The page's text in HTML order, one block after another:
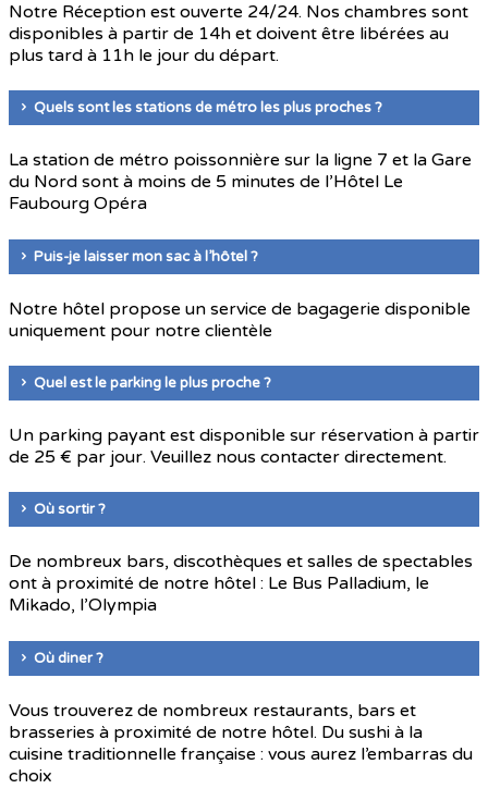
Notre Réception est ouverte 24/24. Nos chambres sont
disponibles à partir de 14h et doivent être libérées au
plus tard à 11h le jour du départ.
Quels sont les stations de métro les plus proches ?
La station de métro poissonnière sur la ligne 7 et la Gare
du Nord sont à moins de 5 minutes de l’Hôtel Le
Faubourg Opéra
Puis-je laisser mon sac à l’hôtel ?
Notre hôtel propose un service de bagagerie disponible
uniquement pour notre clientèle
Quel est le parking le plus proche ?
Un parking payant est disponible sur réservation à partir
de 25 € par jour. Veuillez nous contacter directement.
Où sortir ?
De nombreux bars, discothèques et salles de spectables
ont à proximité de notre hôtel : Le Bus Palladium, le
Mikado, l’Olympia
Où diner ?
Vous trouverez de nombreux restaurants, bars et
brasseries à proximité de notre hôtel. Du sushi à la
cuisine traditionnelle française : vous aurez l’embarras du
choix